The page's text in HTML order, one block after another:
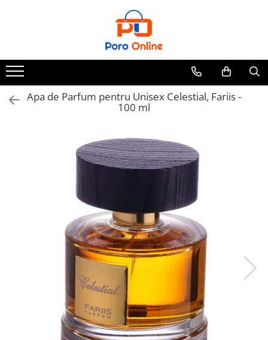
Clone
Parfum Barbati
Parfum Femei
Apa de Parfum pentru Unisex Celestial, Fariis -
100 ml